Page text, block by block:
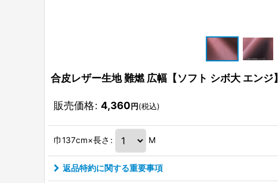
合皮レザー生地 難燃 広幅【ソフト シボ大 エンジ】
販売価格: 4,360円(税込)
巾137cm×長さ : M
返品特約に関する重要事項